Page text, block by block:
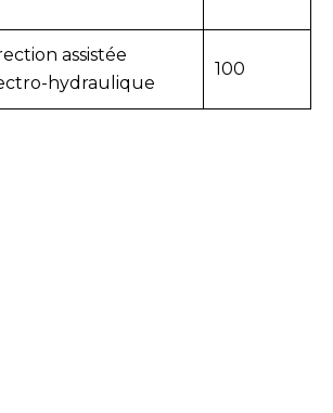
assistée
hydraulique
100